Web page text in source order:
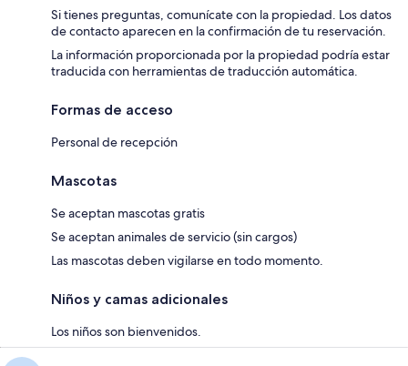
Si tienes preguntas, comunícate con la propiedad. Los datos
de contacto aparecen en la confirmación de tu reservación.
La información proporcionada por la propiedad podría estar
traducida con herramientas de traducción automática.
Formas de acceso
Personal de recepción
Mascotas
Se aceptan mascotas gratis
Se aceptan animales de servicio (sin cargos)
Las mascotas deben vigilarse en todo momento.
Niños y camas adicionales
Los niños son bienvenidos.